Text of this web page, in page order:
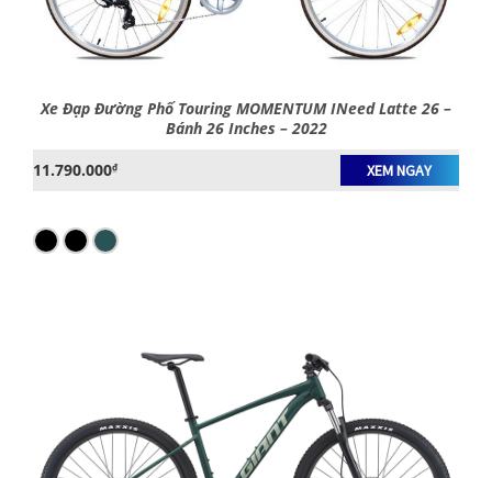
Xe Đạp Đường Phố Touring MOMENTUM INeed Latte 26 –
Bánh 26 Inches – 2022
11.790.000₫ XEM NGAY